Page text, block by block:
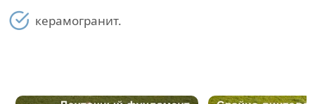
керамогранит.